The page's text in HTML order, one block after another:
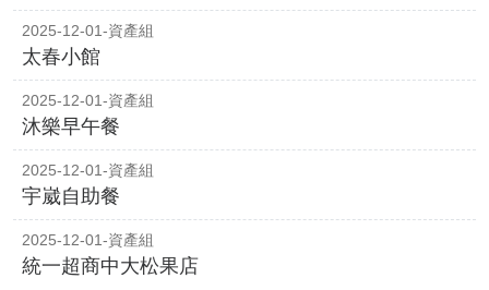
2025-12-01-資產組
太春小館
2025-12-01-資產組
沐樂早午餐
2025-12-01-資產組
宇崴自助餐
2025-12-01-資產組
統一超商中大松果店